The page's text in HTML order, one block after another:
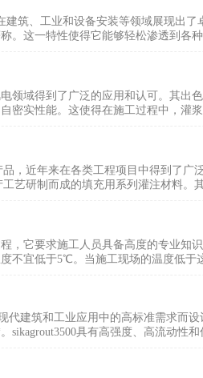
筑、工业和设备安装等领域展现出
。这一特性使得它能够轻松渗透到各
领域得到了广泛的应用和认可。其出
密实性能。这使得在施工过程中，灌
，近年来在各类工程项目中得到了广
艺研制而成的填充用系列灌注材料。
，它要求施工人员具备高度的专业知
不宜低于5℃。当施工现场的温度低于
代建筑和工业应用中的高标准需求而
具有高强度、高流动性